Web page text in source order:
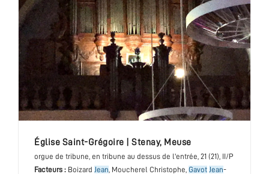
église Saint-Grégoire Stenay, Meuse
orgue de tribune, en tribune au dessus de l'entrée, 21 (21), II/P
Facteurs : Boizard Jean, Moucherel Christophe, Gavot Jean-